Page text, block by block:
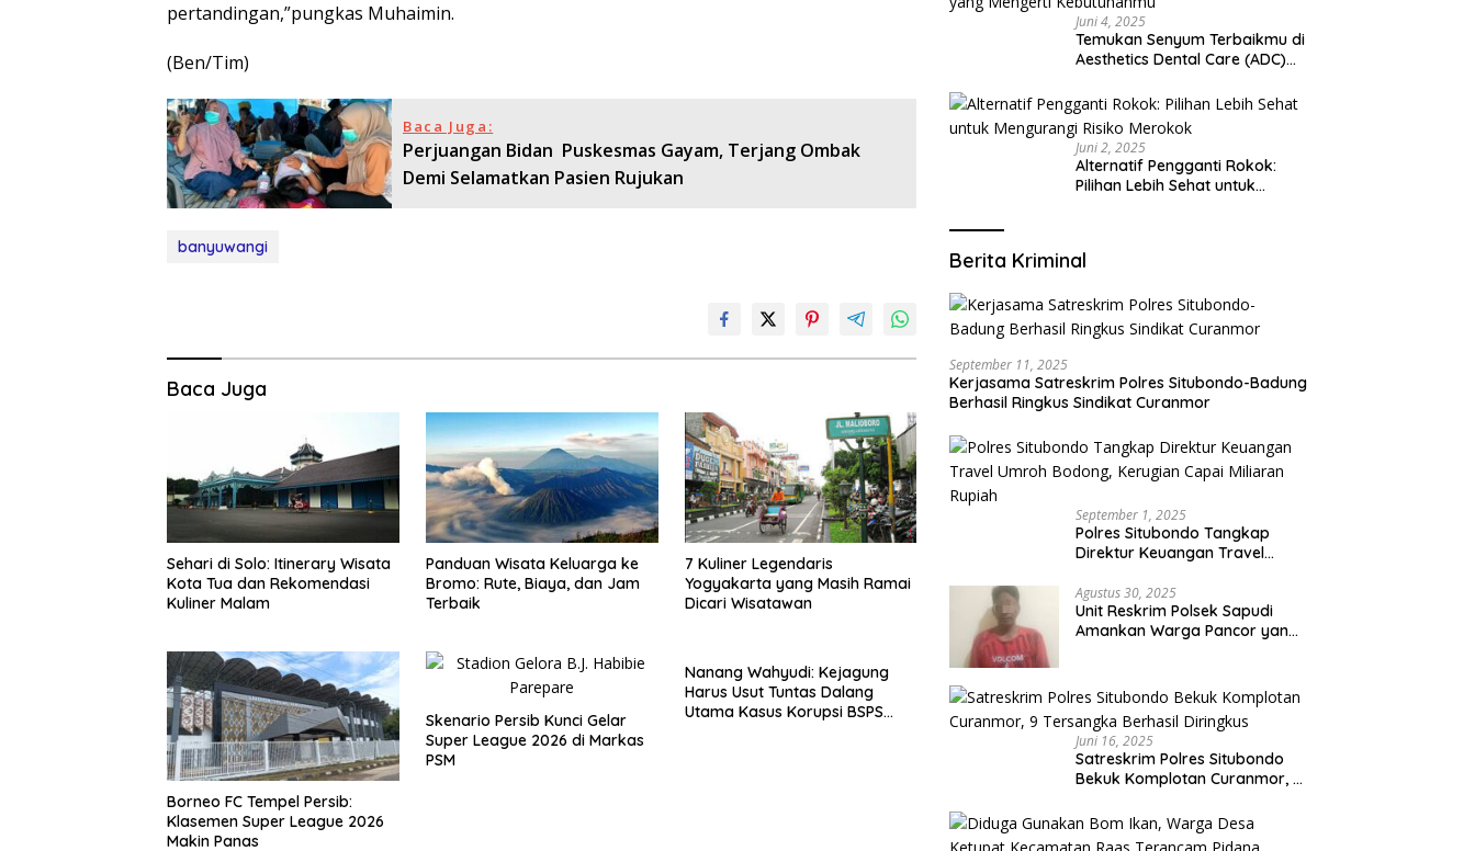
pertandingan,”pungkas Muhaimin.
(Ben/Tim)
Baca Juga:
Perjuangan Bidan Puskesmas Gayam, Terjang Ombak
Demi Selamatkan Pasien Rujukan
banyuwangi
Baca Juga
Sehari di Solo: Itinerary Wisata
Kota Tua dan Rekomendasi
Kuliner Malam
Panduan Wisata Keluarga ke
Bromo: Rute, Biaya, dan Jam
Terbaik
7 Kuliner Legendaris
Yogyakarta yang Masih Ramai
Dicari Wisatawan
Borneo FC Tempel Persib:
Klasemen Super League 2026
Makin Panas
Skenario Persib Kunci Gelar
Super League 2026 di Markas
PSM
Nanang Wahyudi: Kejagung
Harus Usut Tuntas Dalang
Utama Kasus Korupsi BSPS
Juni 4, 2025
Temukan Senyum Terbaikmu di
Aesthetics Dental Care (ADC)
yang Mengerti Kebutuhanmu
Juni 2, 2025
Alternatif Pengganti Rokok:
Pilihan Lebih Sehat untuk
Berita Kriminal
September 11, 2025
Kerjasama Satreskrim Polres Situbondo-Badung
Berhasil Ringkus Sindikat Curanmor
September 1, 2025
Polres Situbondo Tangkap
Direktur Keuangan Travel
Capai Miliaran Rupiah
Agustus 30, 2025
Unit Reskrim Polsek Sapudi
Amankan Warga Pancor yang
Juni 16, 2025
Satreskrim Polres Situbondo
Bekuk Komplotan Curanmor, 9